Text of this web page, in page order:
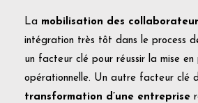
La mobilisation des
intégration très tôt dans le process
un facteur clé pour réussir la mise en
opérationnelle. Un autre facteur clé
transformation d’une entreprise